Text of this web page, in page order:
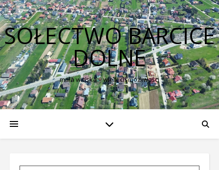
SOŁECTWO BARCICE
DOLNE
mała wioska – wielkich możliwości